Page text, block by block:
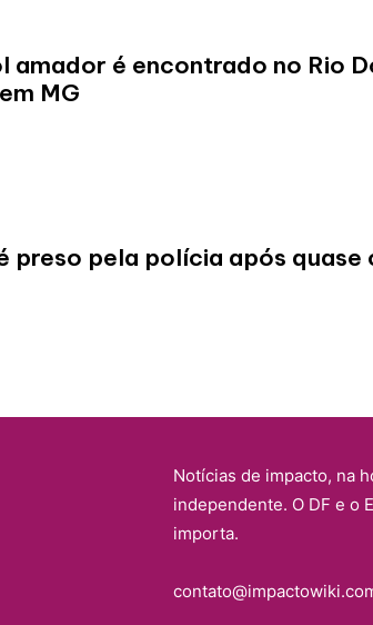
é encontrado no Rio
MG
preso pela polícia após quase
Notícias de impacto, na
independente. O DF e o
importa.